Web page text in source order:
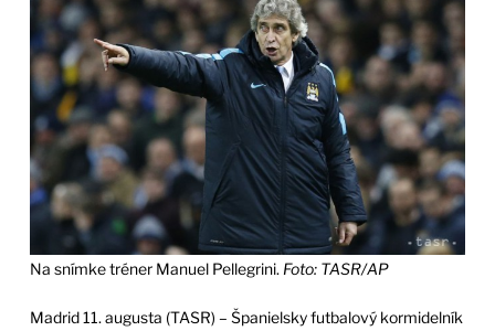
Na snímke tréner Manuel Pellegrini. Foto: TASR/AP
Madrid 11. augusta (TASR) – Španielsky futbalový kormidelník